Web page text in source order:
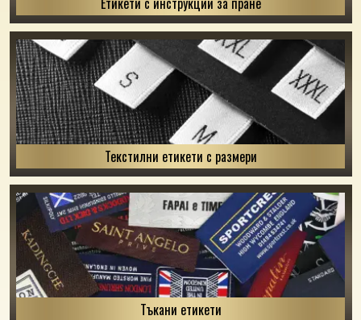
Текстилни етикети с размери
Тъкани етикети